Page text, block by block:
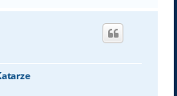
g